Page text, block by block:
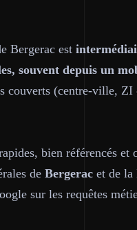
Bergerac est
souvent depuis un
couverts (centre-ville,
bien référencés et
de Bergerac et de la
sur les requêtes